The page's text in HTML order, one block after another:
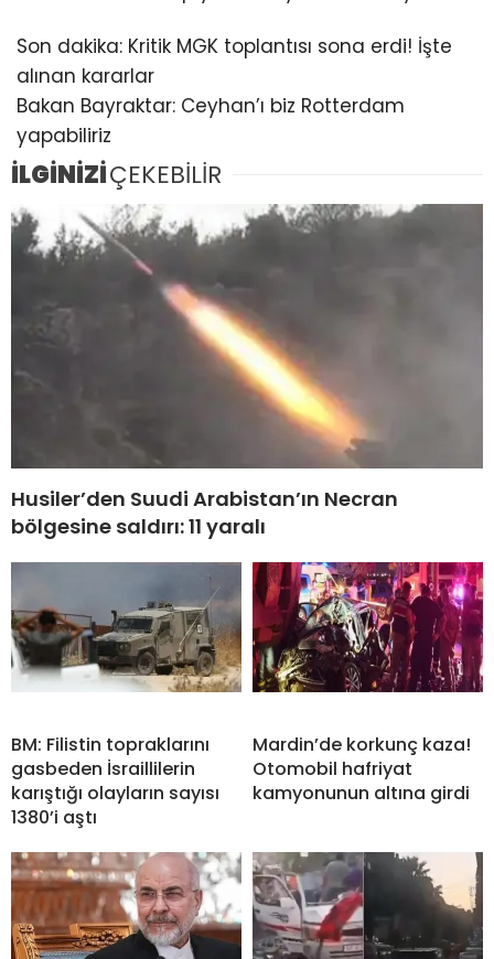
Son dakika: Kritik MGK toplantısı sona erdi! İşte
alınan kararlar
Bakan Bayraktar: Ceyhan’ı biz Rotterdam
yapabiliriz
İLGİNİZİÇEKEBİLİR
Husiler’den Suudi Arabistan’ın Necran
bölgesine saldırı: 11 yaralı
BM: Filistin topraklarını
gasbeden İsraillilerin
karıştığı olayların sayısı
1380’i aştı
Mardin’de korkunç kaza!
Otomobil hafriyat
kamyonunun altına girdi